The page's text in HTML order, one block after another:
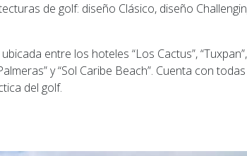
de golf: diseño Clásico, diseño
entre los hoteles “Los Cactus”, “Tuxpan”,
y “Sol Caribe Beach”. Cuenta con
del golf.